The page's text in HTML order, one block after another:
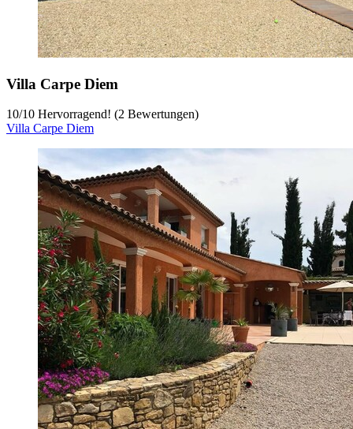
Villa Carpe Diem
10/10 Hervorragend! (2 Bewertungen)
Villa Carpe Diem